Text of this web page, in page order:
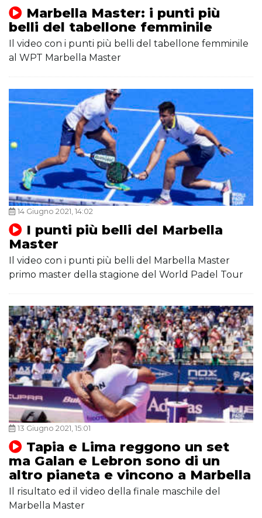
Marbella Master: i punti più
belli del tabellone femminile
Il video con i punti più belli del tabellone femminile
al WPT Marbella Master
14 Giugno 2021, 14:02
I punti più belli del Marbella
Master
Il video con i punti più belli del Marbella Master
primo master della stagione del World Padel Tour
13 Giugno 2021, 15:01
Tapia e Lima reggono un set
ma Galan e Lebron sono di un
altro pianeta e vincono a Marbella
Il risultato ed il video della finale maschile del
Marbella Master